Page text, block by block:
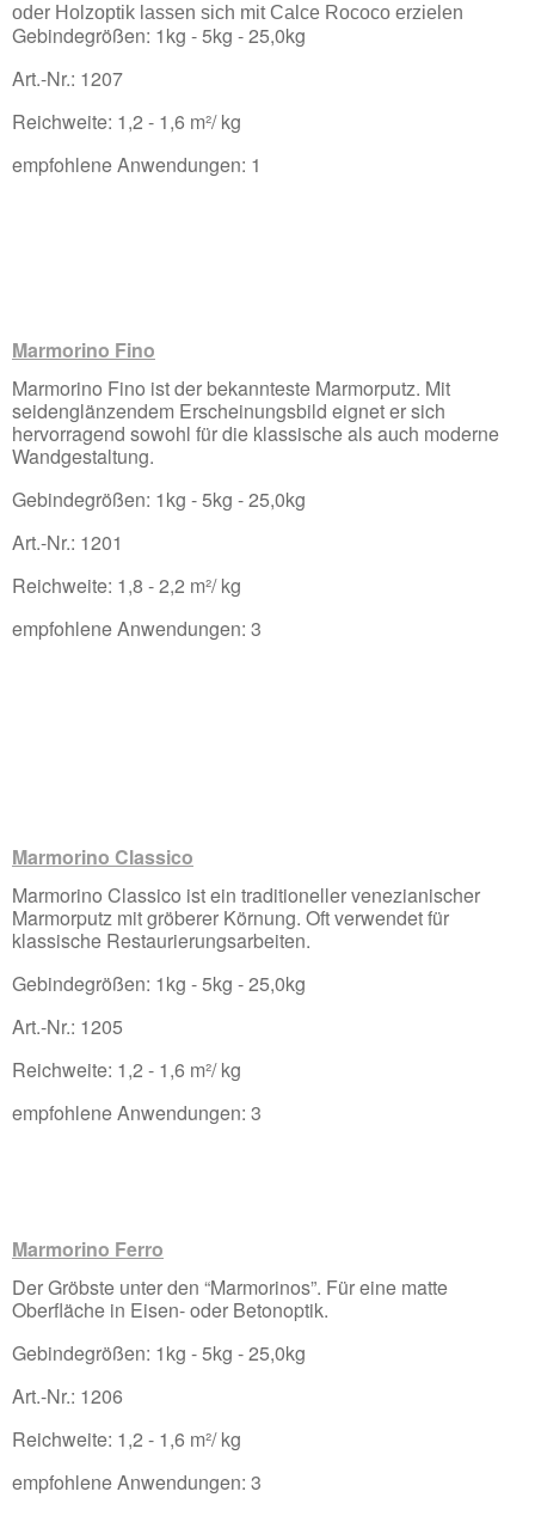
oder Holzoptik lassen sich mit Calce Rococo erzielen
Gebindegrößen: 1kg - 5kg - 25,0kg
Art.-Nr.: 1207
Reichweite: 1,2 - 1,6 m²/ kg
empfohlene Anwendungen: 1
Marmorino Fino
Marmorino Fino ist der bekannteste Marmorputz. Mit
seidenglänzendem Erscheinungsbild eignet er sich
hervorragend sowohl für die klassische als auch moderne
Wandgestaltung.
Gebindegrößen: 1kg - 5kg - 25,0kg
Art.-Nr.: 1201
Reichweite: 1,8 - 2,2 m²/ kg
empfohlene Anwendungen: 3
Marmorino Classico
Marmorino Classico ist ein traditioneller venezianischer
Marmorputz mit gröberer Körnung. Oft verwendet für
klassische Restaurierungsarbeiten.
Gebindegrößen: 1kg - 5kg - 25,0kg
Art.-Nr.: 1205
Reichweite: 1,2 - 1,6 m²/ kg
empfohlene Anwendungen: 3
Marmorino Ferro
Der Gröbste unter den “Marmorinos”. Für eine matte
Oberfläche in Eisen- oder Betonoptik.
Gebindegrößen: 1kg - 5kg - 25,0kg
Art.-Nr.: 1206
Reichweite: 1,2 - 1,6 m²/ kg
empfohlene Anwendungen: 3